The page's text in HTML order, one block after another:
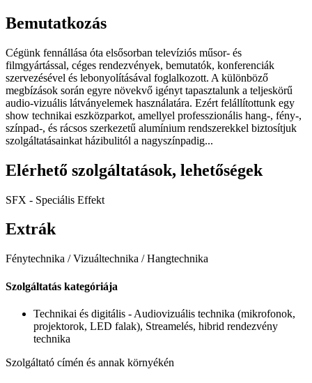
Bemutatkozás
Cégünk fennállása óta elsősorban televíziós műsor- és
filmgyártással, céges rendezvények, bemutatók, konferenciák
szervezésével és lebonyolításával foglalkozott. A különböző
megbízások során egyre növekvő igényt tapasztalunk a teljeskörű
audio-vizuális látványelemek használatára. Ezért felállítottunk egy
show technikai eszközparkot, amellyel professzionális hang-, fény-,
színpad-, és rácsos szerkezetű alumínium rendszerekkel biztosítjuk
szolgáltatásainkat házibulitól a nagyszínpadig...
Elérhető szolgáltatások, lehetőségek
SFX - Speciális Effekt
Extrák
Fénytechnika / Vizuáltechnika / Hangtechnika
Szolgáltatás kategóriája
Technikai és digitális - Audiovizuális technika (mikrofonok,
projektorok, LED falak), Streamelés, hibrid rendezvény
technika
Szolgáltató címén és annak környékén